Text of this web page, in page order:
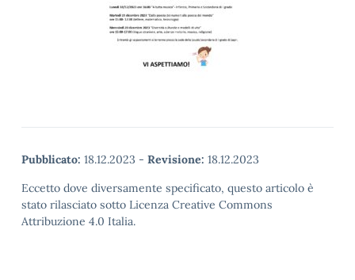
Pubblicato: 18.12.2023 - Revisione: 18.12.2023
Eccetto dove diversamente specificato, questo articolo è
stato rilasciato sotto Licenza Creative Commons
Attribuzione 4.0 Italia.